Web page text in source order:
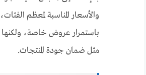
والأسعار المناسبة لمعظم
باستمرار عروض خاصة، ولكنها
مثل ضمان جودة المنتجات.